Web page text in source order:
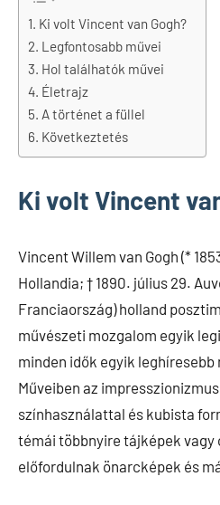
Ki volt Vincent van Gogh?
Legfontosabb művei
Hol találhatók művei
Életrajz
A történet a füllel
Következtetés
Ki volt Vincent
Vincent Willem van Gogh (*
Hollandia; † 1890. július 29.
Franciaország) holland
művészeti mozgalom egyik
minden idők egyik
Műveiben az
színhasználattal és kubista
témái többnyire tájképek vagy
előfordulnak önarcképek és